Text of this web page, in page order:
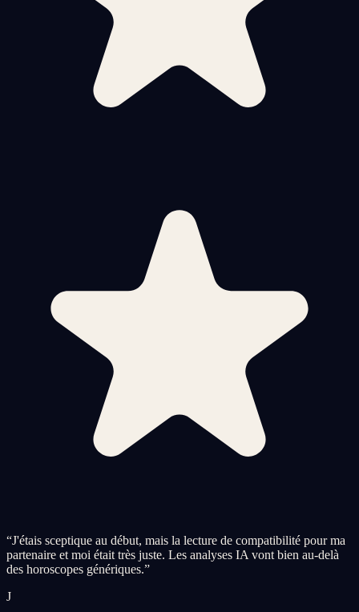
“J'étais sceptique au début, mais la lecture de compatibilité pour ma
partenaire et moi était très juste. Les analyses IA vont bien au-delà
des horoscopes génériques.”
J